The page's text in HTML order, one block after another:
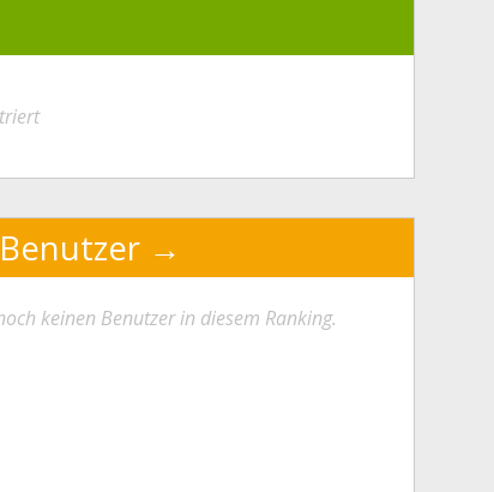
keinen Benutzer in diesem Ranking.